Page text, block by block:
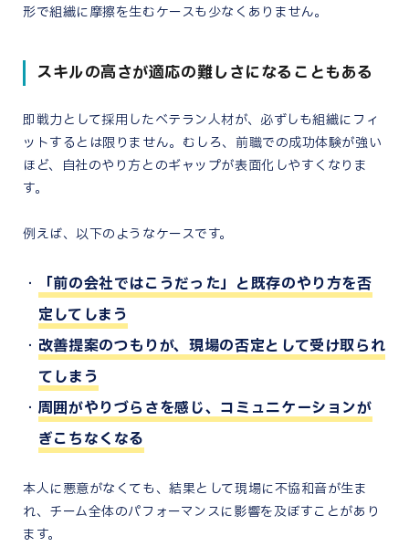
形で組織に摩擦を生むケースも少なくありません。
スキルの高さが適応の難しさになることもある
即戦力として採用したベテラン人材が、必ずしも組織にフィ
ットするとは限りません。むしろ、前職での成功体験が強い
ほど、自社のやり方とのギャップが表面化しやすくなりま
す。
例えば、以下のようなケースです。
「前の会社ではこうだった」と既存のやり方を否
定してしまう
改善提案のつもりが、現場の否定として受け取られ
てしまう
周囲がやりづらさを感じ、コミュニケーションが
ぎこちなくなる
本人に悪意がなくても、結果として現場に不協和音が生ま
れ、チーム全体のパフォーマンスに影響を及ぼすことがあり
ます。